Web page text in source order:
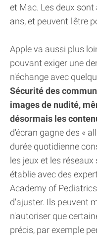
et Mac. Les deux
ans, et peuvent l'être
Apple va aussi plus
pouvant exiger une
n'échange avec
Sécurité des
images de nudité,
désormais les
d'écran gagne des «
durée quotidienne
les jeux et les
établie avec des
Academy of
d'ajuster. Ils peuvent
n'autoriser que
précis, par exemple